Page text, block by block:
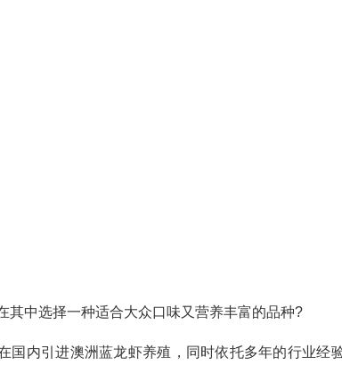
中选择一种适合大众口味又营养丰富的品种?
内引进澳洲蓝龙虾养殖，同时依托多年的行业经